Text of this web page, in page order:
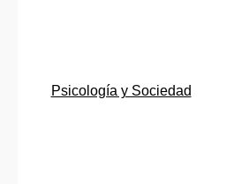
Psicología y Sociedad